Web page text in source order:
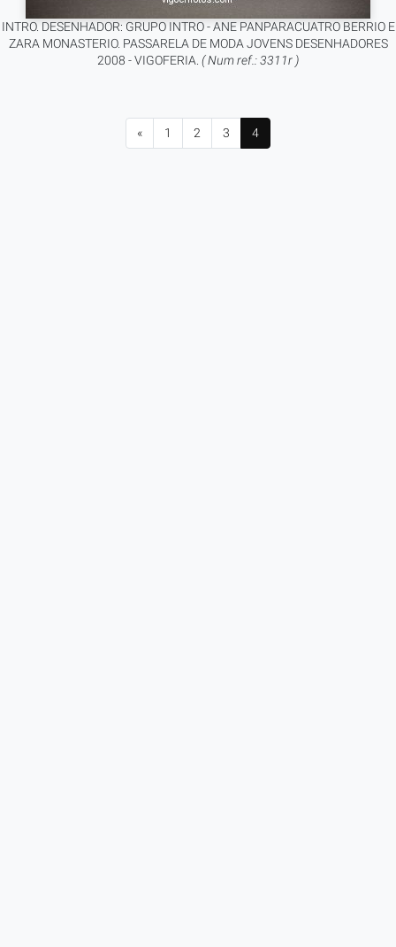
INTRO. DESENHADOR: GRUPO INTRO - ANE PANPARACUATRO BERRIO E
ZARA MONASTERIO. PASSARELA DE MODA JOVENS DESENHADORES
2008 - VIGOFERIA. ( Num ref.: 3311r )
« 1 2 3 4